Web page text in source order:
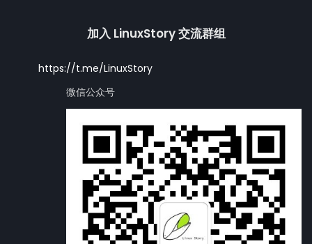
加入 LinuxStory 交流群组
https://t.me/LinuxStory
微信公众号